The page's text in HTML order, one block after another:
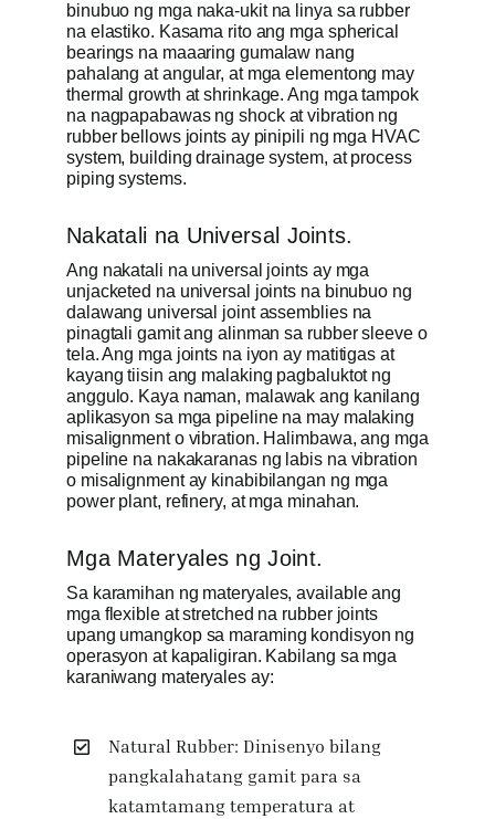
binubuo ng mga naka-ukit na linya sa rubber
na elastiko. Kasama rito ang mga spherical
bearings na maaaring gumalaw nang
pahalang at angular, at mga elementong may
thermal growth at shrinkage. Ang mga tampok
na nagpapabawas ng shock at vibration ng
rubber bellows joints ay pinipili ng mga HVAC
system, building drainage system, at process
piping systems.
Nakatali na Universal Joints.
Ang nakatali na universal joints ay mga
unjacketed na universal joints na binubuo ng
dalawang universal joint assemblies na
pinagtali gamit ang alinman sa rubber sleeve o
tela. Ang mga joints na iyon ay matitigas at
kayang tiisin ang malaking pagbaluktot ng
anggulo. Kaya naman, malawak ang kanilang
aplikasyon sa mga pipeline na may malaking
misalignment o vibration. Halimbawa, ang mga
pipeline na nakakaranas ng labis na vibration
o misalignment ay kinabibilangan ng mga
power plant, refinery, at mga minahan.
Mga Materyales ng Joint.
Sa karamihan ng materyales, available ang
mga flexible at stretched na rubber joints
upang umangkop sa maraming kondisyon ng
operasyon at kapaligiran. Kabilang sa mga
karaniwang materyales ay:
Natural Rubber: Dinisenyo bilang
pangkalahatang gamit para sa
katamtamang temperatura at